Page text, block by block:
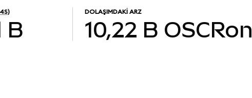
B
DOLAŞIMDAKI ARZ
10,22 B OSCRon